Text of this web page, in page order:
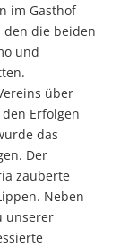
im Gasthof
den die beiden
und
über
Erfolgen
das
Der
zauberte
Neben
unserer